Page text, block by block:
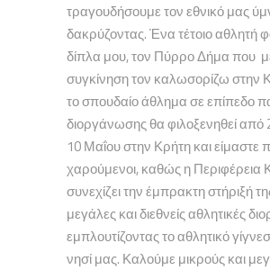
τραγουδήσουμε τον εθνικό μας
δακρύζοντας. Ένα τέτοιο αθλητή
δίπλα μου, τον Πύρρο Δήμα που
συγκίνηση τον καλωσορίζω στην
το σπουδαίο άθλημα σε επίπεδο
διοργάνωσης θα φιλοξενηθεί από
10 Μαΐου στην Κρήτη και
χαρούμενοι, καθώς η Περιφέρεια
συνεχίζει την έμπρακτη στήριξή
μεγάλες και διεθνείς αθλητικές
εμπλουτίζοντας το αθλητικό
νησί μας. Καλούμε μικρούς και